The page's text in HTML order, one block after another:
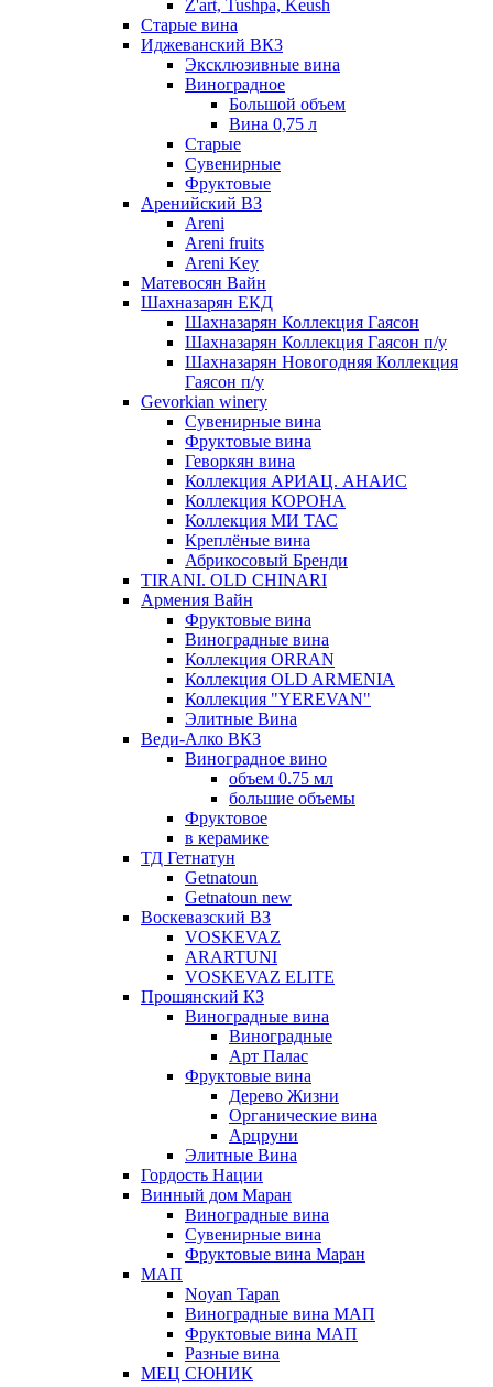
Z'art, Tushpa, Keush
Старые вина
Иджеванский ВК3
Эксклюзивные вина
Виноградное
Большой объем
Вина 0,75 л
Старые
Сувенирные
Фруктовые
Аренийский ВЗ
Areni
Areni fruits
Areni Key
Матевосян Вайн
Шахназарян ЕКД
Шахназарян Коллекция Гаясон
Шахназарян Коллекция Гаясон п/у
Шахназарян Новогодняя Коллекция
Гаясон п/у
Gevorkian winery
Сувенирные вина
Фруктовые вина
Геворкян вина
Коллекция АРИАЦ. АНАИС
Коллекция КОРОНА
Коллекция МИ ТАС
Креплёные вина
Абрикосовый Бренди
TIRANI. OLD CHINARI
Армения Вайн
Фруктовые вина
Виноградные вина
Коллекция ORRAN
Коллекция OLD ARMENIA
Коллекция "YEREVAN"
Элитные Вина
Веди-Алко ВКЗ
Виноградное вино
объем 0.75 мл
большие объемы
Фруктовое
в керамике
ТД Гетнатун
Getnatoun
Getnatoun new
Воскевазский ВЗ
VOSKEVAZ
ARARTUNI
VOSKEVAZ ELITE
Прошянский КЗ
Виноградные вина
Виноградные
Арт Палас
Фруктовые вина
Дерево Жизни
Органические вина
Арцруни
Элитные Вина
Гордость Нации
Винный дом Маран
Виноградные вина
Сувенирные вина
Фруктовые вина Маран
МАП
Noyan Tapan
Виноградные вина МАП
Фруктовые вина МАП
Разные вина
МЕЦ СЮНИК